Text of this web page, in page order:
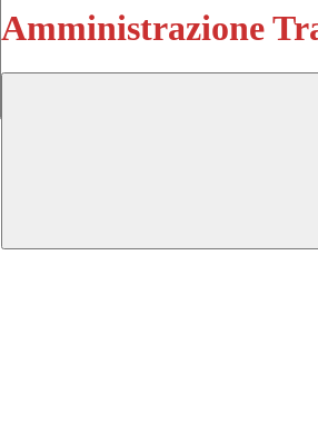
Amministrazione